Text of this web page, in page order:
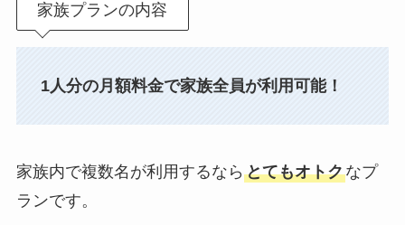
家族プランの内容
1人分の月額料金で家族全員が利用可能！
家族内で複数名が利用するなら とてもオトクなプ
ランです。